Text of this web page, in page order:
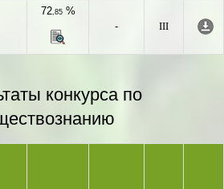
72,85%
-
III
конкурса по